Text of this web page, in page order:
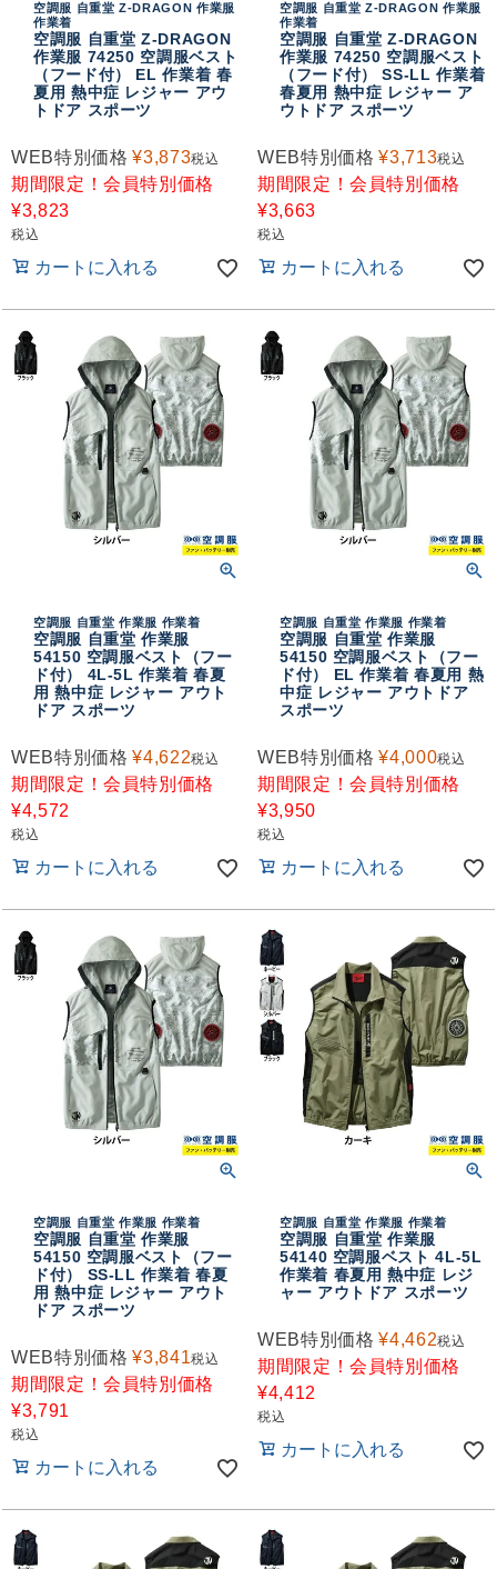
空調服 自重堂 Z-DRAGON 作業服
作業着
空調服 自重堂 Z-DRAGON
作業服 74250 空調服ベスト
（フード付） EL 作業着 春
夏用 熱中症 レジャー アウ
トドア スポーツ
WEB特別価格 ¥3,873税込
期間限定！会員特別価格
¥3,823
税込
カートに入れる
空調服 自重堂 Z-DRAGON 作業服
作業着
空調服 自重堂 Z-DRAGON
作業服 74250 空調服ベスト
（フード付） SS-LL 作業着
春夏用 熱中症 レジャー ア
ウトドア スポーツ
WEB特別価格 ¥3,713税込
期間限定！会員特別価格
¥3,663
税込
カートに入れる
空調服 自重堂 作業服 作業着
空調服 自重堂 作業服
54150 空調服ベスト（フー
ド付） 4L-5L 作業着 春夏
用 熱中症 レジャー アウト
ドア スポーツ
WEB特別価格 ¥4,622税込
期間限定！会員特別価格
¥4,572
税込
カートに入れる
空調服 自重堂 作業服 作業着
空調服 自重堂 作業服
54150 空調服ベスト（フー
ド付） EL 作業着 春夏用 熱
中症 レジャー アウトドア
スポーツ
WEB特別価格 ¥4,000税込
期間限定！会員特別価格
¥3,950
税込
カートに入れる
空調服 自重堂 作業服 作業着
空調服 自重堂 作業服
54150 空調服ベスト（フー
ド付） SS-LL 作業着 春夏
用 熱中症 レジャー アウト
ドア スポーツ
WEB特別価格 ¥3,841税込
期間限定！会員特別価格
¥3,791
税込
カートに入れる
空調服 自重堂 作業服 作業着
空調服 自重堂 作業服
54140 空調服ベスト 4L-5L
作業着 春夏用 熱中症 レジ
ャー アウトドア スポーツ
WEB特別価格 ¥4,462税込
期間限定！会員特別価格
¥4,412
税込
カートに入れる